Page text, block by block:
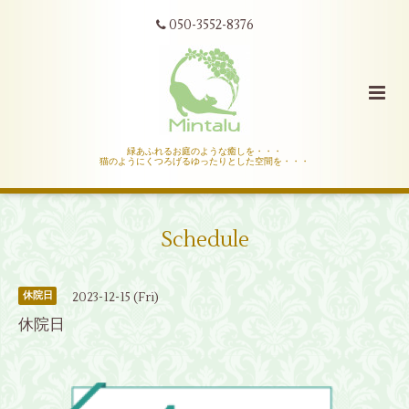
050-3552-8376
緑あふれるお庭のような癒しを・・・
猫のようにくつろげるゆったりとした空間を・・・
Schedule
休院日 2023-12-15 (Fri)
休院日